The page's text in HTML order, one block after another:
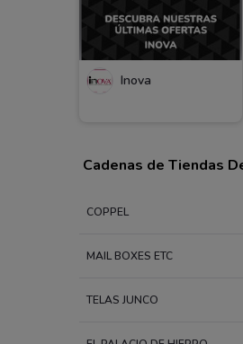
Inova
Cadenas de Tiendas
COPPEL
MAIL BOXES ETC
TELAS JUNCO